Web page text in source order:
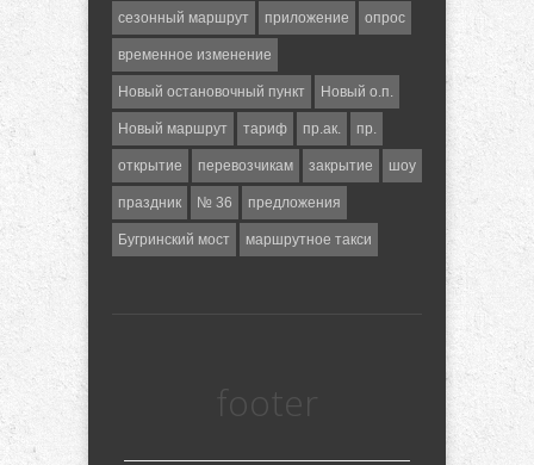
сезонный маршрут приложение опрос
временное изменение
Новый остановочный пункт Новый о.п.
Новый маршрут тариф пр.ак. пр.
открытие перевозчикам закрытие шоу
праздник № 36 предложения
Бугринский мост маршрутное такси
footer